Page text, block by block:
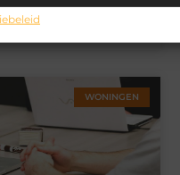
klaar is voor
WONINGEN